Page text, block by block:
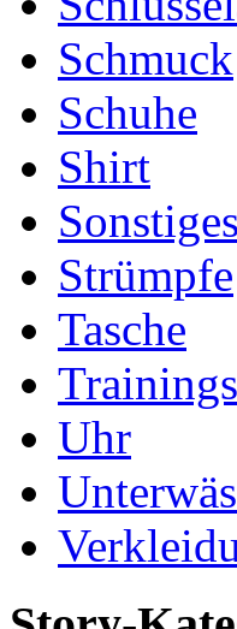
Schmuck
Schuhe
Shirt
Sonstiges
Strümpfe
Tasche
Uhr